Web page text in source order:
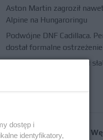
Aston Martin zagroził
Alpine na Hungaroringu
Podwójne DNF Cadillaca.
dostał formalne ostrzeżenie
Hungaroring potwierdził
Więcej informacji o GP
dostęp i
identyfikatory,